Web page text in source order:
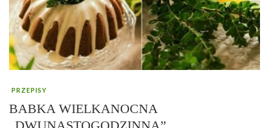
PRZEPISY
BABKA WIELKANOCNA